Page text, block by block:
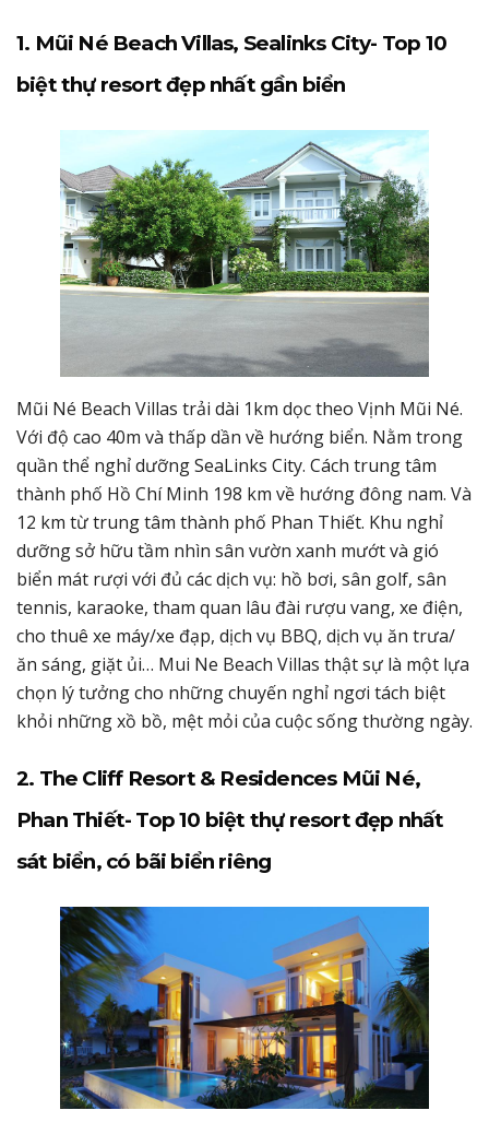
1. Mũi Né Beach Villas, Sealinks City- Top 10
biệt thự resort đẹp nhất gần biển
Mũi Né Beach Villas trải dài 1km dọc theo Vịnh Mũi Né.
Với độ cao 40m và thấp dần về hướng biển. Nằm trong
quần thể nghỉ dưỡng SeaLinks City. Cách trung tâm
thành phố Hồ Chí Minh 198 km về hướng đông nam. Và
12 km từ trung tâm thành phố Phan Thiết. Khu nghỉ
dưỡng sở hữu tầm nhìn sân vườn xanh mướt và gió
biển mát rượi với đủ các dịch vụ: hồ bơi, sân golf, sân
tennis, karaoke, tham quan lâu đài rượu vang, xe điện,
cho thuê xe máy/xe đạp, dịch vụ BBQ, dịch vụ ăn trưa/
ăn sáng, giặt ủi… Mui Ne Beach Villas thật sự là một lựa
chọn lý tưởng cho những chuyến nghỉ ngơi tách biệt
khỏi những xồ bồ, mệt mỏi của cuộc sống thường ngày.
2. The Cliff Resort & Residences Mũi Né,
Phan Thiết- Top 10 biệt thự resort đẹp nhất
sát biển, có bãi biển riêng